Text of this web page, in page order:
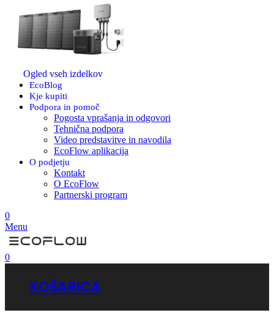
Ogled vseh izdelkov
EcoBlog
Kje kupiti
Podpora in pomoč
Pogosta vprašanja in odgovori
Tehnična podpora
Video predstavitve in navodila
EcoFlow aplikacija
O podjetju
Kontakt
O EcoFlow
Partnerski program
0
Menu
0
KOŠARICA